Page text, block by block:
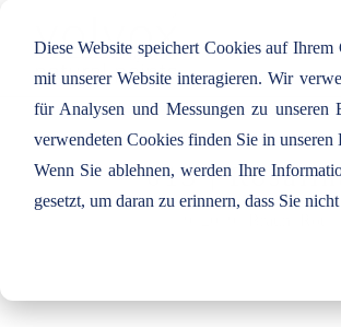
Diese Website speichert Cookies auf
mit unserer Website interagieren. Wir
für Analysen und Messungen zu unseren
verwendeten Cookies finden Sie in unseren
Wenn Sie ablehnen, werden Ihre
gesetzt, um daran zu erinnern, dass Sie
013 |